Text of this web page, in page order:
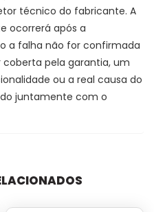
técnico do fabricante. A
ocorrerá após a
a falha não for confirmada
pela garantia, um
ou a real causa do
juntamente com o